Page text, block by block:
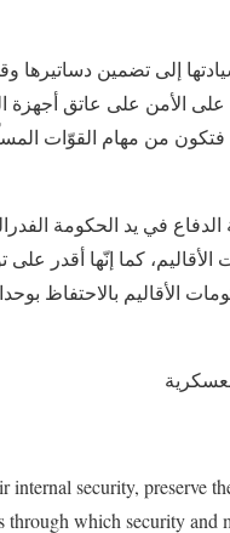
إلى تضمين دساتيرها
على الأمن على عاتق أجهزة
من مهام القوّات
في يد الحكومة
كما إنّها أقدر
الأقاليم بالاحتفاظ
internal security, preserve
through which security